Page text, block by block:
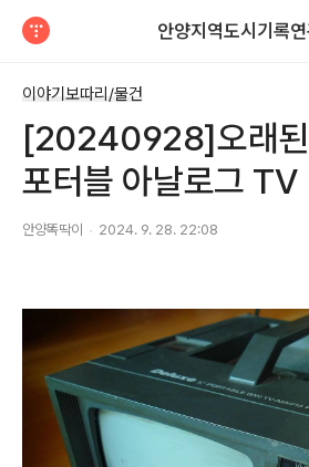
안양지역도시기록
이야기보따리/물건
[20240928]오래된
포터블 아날로그 TV
안양똑딱이 2024. 9. 28. 22:08